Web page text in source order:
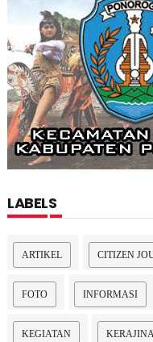
LABELS
ARTIKEL CITIZEN
FOTO INFORMASI
KEGIATAN